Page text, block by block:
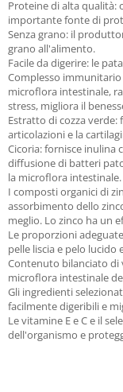
Proteine di alta qualità:
importante fonte di
Senza grano: il
grano all'alimento.
Facile da digerire: le
Complesso
microflora intestinale,
stress, migliora il
Estratto di cozza
articolazioni e la
Cicoria: fornisce inulina
diffusione di batteri
la microflora intestinale.
I composti organici di
assorbimento dello
meglio. Lo zinco ha un
Le proporzioni
pelle liscia e pelo
Contenuto bilanciato di
microflora intestinale
Gli ingredienti
facilmente digeribili e
Le vitamine E e C e il
dell'organismo e